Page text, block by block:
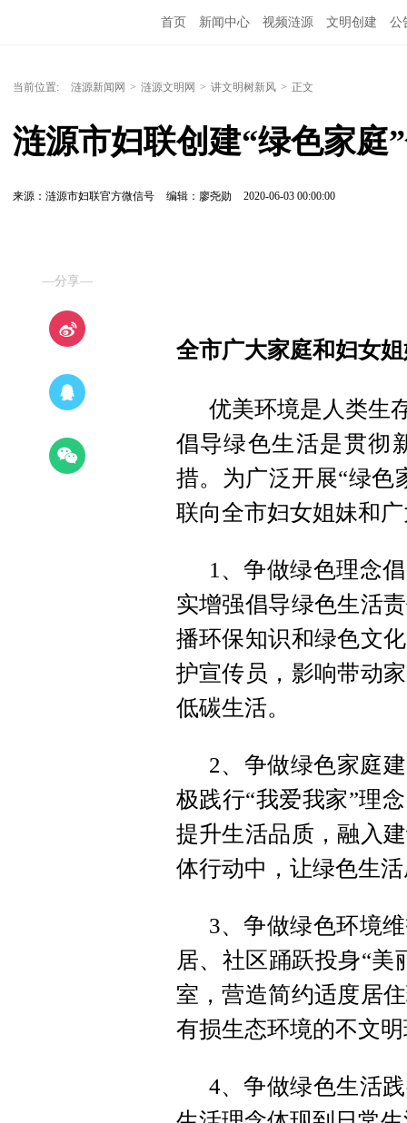
首页 新闻中心 视频涟源 文明创建 公
当前位置: 涟源新闻网 > 涟源文明网 > 讲文明树新风 > 正文
涟源市妇联创建“绿色家庭
来源：涟源市妇联官方微信号 编辑：廖尧勋 2020-06-03 00:00:00
—分享—
全市广大家庭和妇女
优美环境是人类生
倡导绿色生活是贯彻
措。为广泛开展“绿色
联向全市妇女姐妹和
1、争做绿色理念
实增强倡导绿色生活
播环保知识和绿色文
护宣传员，影响带动
低碳生活。
2、争做绿色家庭
极践行“我爱我家”理
提升生活品质，融入
体行动中，让绿色生
3、争做绿色环境
居、社区踊跃投身“美
室，营造简约适度居
有损生态环境的不文
4、争做绿色生活